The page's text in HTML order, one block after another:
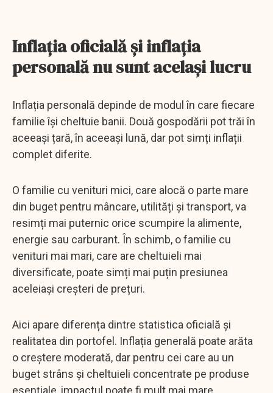
Inflația oficială și inflația
personală nu sunt același lucru
Inflația personală depinde de modul în care fiecare
familie își cheltuie banii. Două gospodării pot trăi în
aceeași țară, în aceeași lună, dar pot simți inflații
complet diferite.
O familie cu venituri mici, care alocă o parte mare
din buget pentru mâncare, utilități și transport, va
resimți mai puternic orice scumpire la alimente,
energie sau carburant. În schimb, o familie cu
venituri mai mari, care are cheltuieli mai
diversificate, poate simți mai puțin presiunea
aceleiași creșteri de prețuri.
Aici apare diferența dintre statistica oficială și
realitatea din portofel. Inflația generală poate arăta
o creștere moderată, dar pentru cei care au un
buget strâns și cheltuieli concentrate pe produse
esențiale, impactul poate fi mult mai mare.